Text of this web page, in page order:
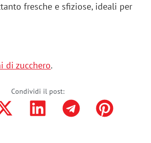
fresche e sfiziose, ideali per
di zucchero.
Condividi il post: